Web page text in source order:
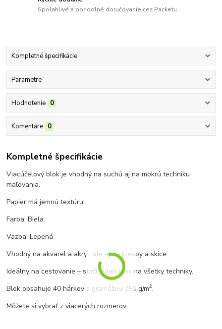
Spoľahlivé a pohodlné doručovanie cez Packetu
Kompletné špecifikácie
Parametre
Hodnotenie 0
Komentáre 0
Kompletné špecifikácie
Viacúčelový blok je vhodný na suchú aj na mokrú techniku
maľovania.
Papier má jemnú textúru.
Farba: Biela
Väzba: Lepená
Vhodný na akvarel a akryl, ale aj na kresby a skice.
Ideálny na cestovanie – stačí jeden blok na všetky techniky.
Blok obsahuje 40 hárkov s gramážou 250 g/m2.
Môžete si vybrať z viacerých rozmerov.